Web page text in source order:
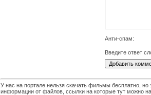
Анти-спам:
Введите ответ
У нас на портале нельзя скачать фильмы бесплатно, но
информации от файлов, ссылки на которые тут можно